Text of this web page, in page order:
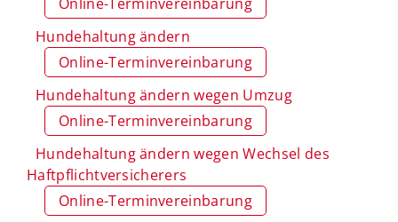
Hundehaltung ändern
Online-Terminvereinbarung
Hundehaltung ändern wegen Umzug
Online-Terminvereinbarung
Hundehaltung ändern wegen Wechsel des
Haftpflichtversicherers
Online-Terminvereinbarung